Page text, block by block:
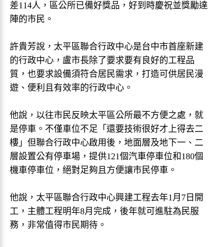
差114人，區公所已備好獎品，好到時慶祝並獎勵達
陣的市民。
許貴芳說，太平區聯合行政中心是台中市首座新建
的行政中心，盧市長除了要求要有良好的工程品
質，也要求設備須符合居民需求，打造可供居民漫
遊、便利且有效率的行政中心。
他說，以往市民反映太平區公所最不方便之處，就
是停車。不僅車位不足「還要技術很好才上得去二
樓」但聯合行政中心啟用後，地面層及地下一、二
層設置公有停車場，提供121個汽車停車位和180個
機車停車位，絕對足夠且方便讓市民停車。
他說，太平區聯合行政中心興建工程去年1月7日開
工，主體工程明年8月完成，後年就可進駐為民服
務，非常值得市民期待。